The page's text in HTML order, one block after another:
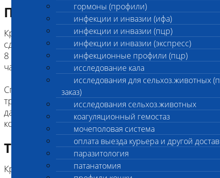
гормоны (профили)
инфекции и инвазии (ифа)
инфекции и инвазии (пцр)
инфекции и инвазии (экспресс)
инфекционные профили (пцр)
исследование кала
исследования для сельхоз.животных
заказ)
исследования сельхоз.животных
коагуляционный гемостаз
мочеполовая система
оплата выезда курьера и другой
паразитология
патанатомия
Подготовка к исследованию
Кровь у плотоядных животных необходимо
сдавать натощак, минимальный период голода -
8 часов (для мелких пород собак, кошек) и 10
часов (для средних и крупных пород собак).
Специальная голодная диета для травоядных не
требуется (перед анализами не рекомендуется
давать концентраты, комбикорма и зерновые
Требование к биоматериалу
Кровь берется в пробирку с белой или красной